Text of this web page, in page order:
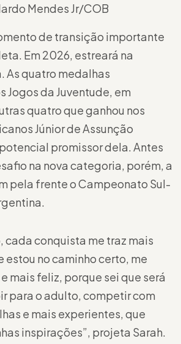
Mendes Jr/COB
de transição importante
Em 2026, estreará na
As quatro medalhas
Jogos da Juventude, em
quatro que ganhou nos
Júnior de Assunção
promissor dela. Antes
na nova categoria, porém, a
pela frente o Campeonato Sul-
cada conquista me traz mais
estou no caminho certo, me
mais feliz, porque sei que será
para o adulto, competir com
e mais experientes, que
inspirações”, projeta Sarah.